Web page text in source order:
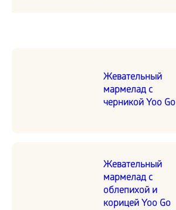
Жевательный
мармелад с
черникой Yoo Go
Жевательный
мармелад с
облепихой и
корицей Yoo Go